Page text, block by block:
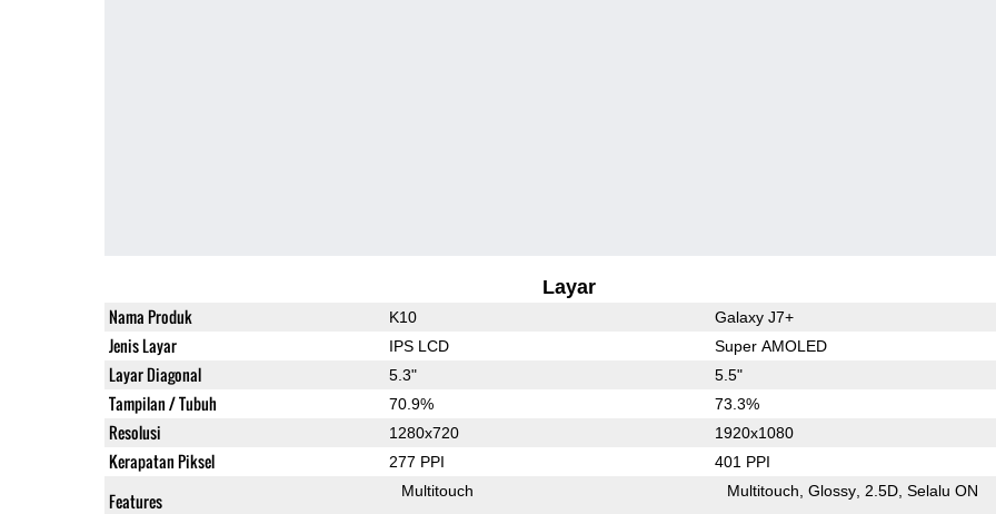
Layar
Nama Produk K10 Galaxy J7+
Jenis Layar IPS LCD Super AMOLED
Layar Diagonal 5.3" 5.5"
Tampilan / Tubuh 70.9% 73.3%
Resolusi 1280x720 1920x1080
Kerapatan Piksel 277 PPI 401 PPI
Features Multitouch Multitouch Glossy 2.5D Selalu ON